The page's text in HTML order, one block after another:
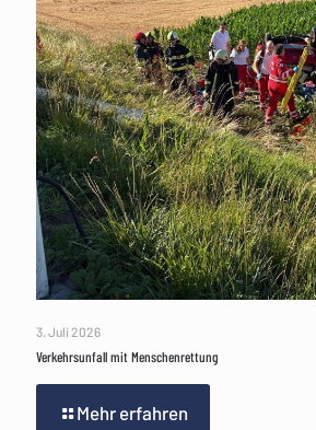
3. Juli 2026
Verkehrsunfall mit Menschenrettung
Mehr erfahren